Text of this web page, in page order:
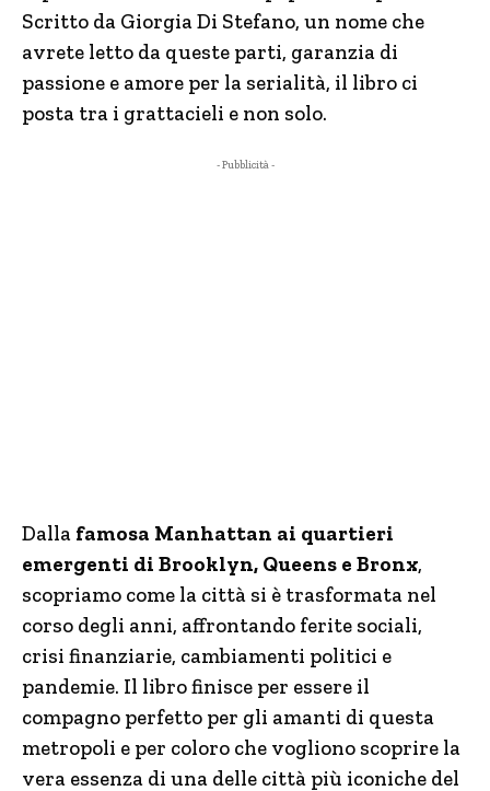
Scritto da Giorgia Di Stefano, un nome che
avrete letto da queste parti, garanzia di
passione e amore per la serialità, il libro ci
posta tra i grattacieli e non solo.
- Pubblicità -
Dalla famosa Manhattan ai quartieri
emergenti di Brooklyn, Queens e Bronx,
scopriamo come la città si è trasformata nel
corso degli anni, affrontando ferite sociali,
crisi finanziarie, cambiamenti politici e
pandemie. Il libro finisce per essere il
compagno perfetto per gli amanti di questa
metropoli e per coloro che vogliono scoprire la
vera essenza di una delle città più iconiche del